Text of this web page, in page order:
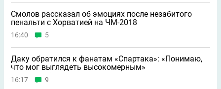
Смолов рассказал об эмоциях после незабитого
пенальти с Хорватией на ЧМ-2018
16:40 5
Даку обратился к фанатам «Спартака»: «Понимаю,
что мог выглядеть высокомерным»
16:17 9